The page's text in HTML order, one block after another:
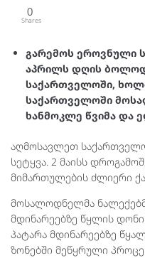
0
Shares
გარემოს ეროვნული
აპრილს დღის
საქართველოში,
საქართველოში
ხანმოკლე წვიმა და
აღმოსავლეთ
სეტყვა. 2 მაისს
მიმართულების ძლიერი
მოსალოდნელმა
მდინარეებზე წყლის
პატარა მდინარეებზე
ზონებში მეწყრული